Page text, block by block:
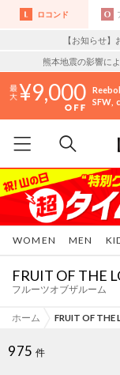
ロコンド
【お知らせ
熊本地震の影響に
9,000
SFW
WOMEN MEN
FRUIT OF THE
フルーツオブザルーム
ホーム FRUIT OF THE
975 件